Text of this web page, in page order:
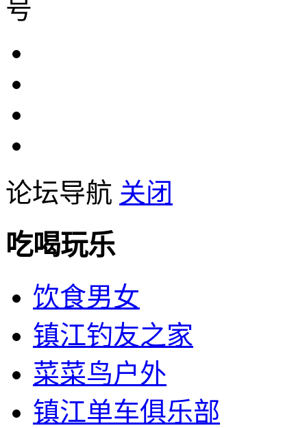
号
论坛导航 关闭
吃喝玩乐
饮食男女
镇江钓友之家
菜菜鸟户外
镇江单车俱乐部